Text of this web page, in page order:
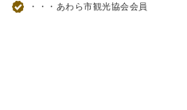
・・・あわら市観光協会会員